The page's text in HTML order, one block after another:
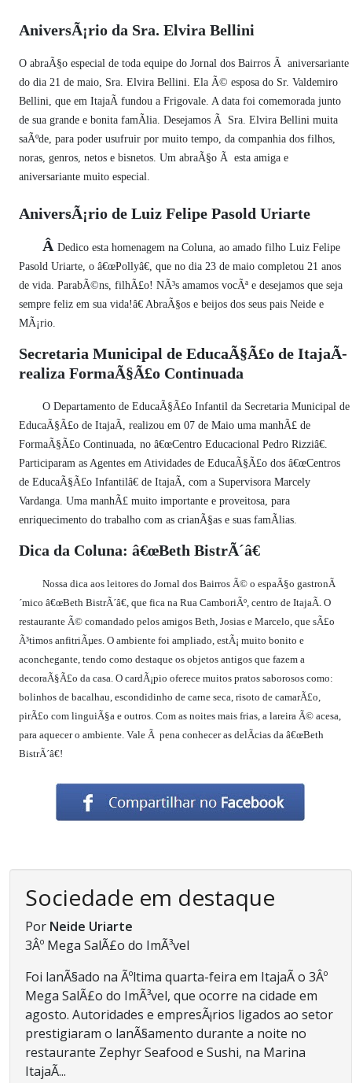
AniversÃ¡rio da Sra. Elvira Bellini
O abraÃ§o especial de toda equipe do Jornal dos Bairros Ã aniversariante
do dia 21 de maio, Sra. Elvira Bellini. Ela Ã© esposa do Sr. Valdemiro
Bellini, que em ItajaÃ­ fundou a Frigovale. A data foi comemorada junto
de sua grande e bonita famÃ­lia. Desejamos Ã Sra. Elvira Bellini muita
saÃºde, para poder usufruir por muito tempo, da companhia dos filhos,
noras, genros, netos e bisnetos. Um abraÃ§o Ã esta amiga e
aniversariante muito especial.
AniversÃ¡rio de Luiz Felipe Pasold Uriarte
ÂDedico esta homenagem na Coluna, ao amado filho Luiz Felipe
Pasold Uriarte, o â€œPollyâ€, que no dia 23 de maio completou 21 anos
de vida. ParabÃ©ns, filhÃ£o! NÃ³s amamos vocÃª e desejamos que seja
sempre feliz em sua vida!â€ AbraÃ§os e beijos dos seus pais Neide e
MÃ¡rio.
Secretaria Municipal de EducaÃ§Ã£o de ItajaÃ­
realiza FormaÃ§Ã£o Continuada
O Departamento de EducaÃ§Ã£o Infantil da Secretaria Municipal de
EducaÃ§Ã£o de ItajaÃ­, realizou em 07 de Maio uma manhÃ£ de
FormaÃ§Ã£o Continuada, no â€œCentro Educacional Pedro Rizziâ€.
Participaram as Agentes em Atividades de EducaÃ§Ã£o dos â€œCentros
de EducaÃ§Ã£o Infantilâ€ de ItajaÃ­, com a Supervisora Marcely
Vardanga. Uma manhÃ£ muito importante e proveitosa, para
enriquecimento do trabalho com as crianÃ§as e suas famÃ­lias.
Dica da Coluna: â€œBeth BistrÃ´â€
Nossa dica aos leitores do Jornal dos Bairros Ã© o espaÃ§o gastronÃ
´mico â€œBeth BistrÃ´â€, que fica na Rua CamboriÃº, centro de ItajaÃ­. O
restaurante Ã© comandado pelos amigos Beth, Josias e Marcelo, que sÃ£o
Ã³timos anfitriÃµes. O ambiente foi ampliado, estÃ¡ muito bonito e
aconchegante, tendo como destaque os objetos antigos que fazem a
decoraÃ§Ã£o da casa. O cardÃ¡pio oferece muitos pratos saborosos como:
bolinhos de bacalhau, escondidinho de carne seca, risoto de camarÃ£o,
pirÃ£o com linguiÃ§a e outros. Com as noites mais frias, a lareira Ã© acesa,
para aquecer o ambiente. Vale Ã pena conhecer as delÃ­cias da â€œBeth
BistrÃ´â€!
Sociedade em destaque
Por Neide Uriarte
3Âº Mega SalÃ£o do ImÃ³vel
Foi lanÃ§ado na Ãºltima quarta-feira em ItajaÃ­ o 3Âº
Mega SalÃ£o do ImÃ³vel, que ocorre na cidade em
agosto. Autoridades e empresÃ¡rios ligados ao setor
prestigiaram o lanÃ§amento durante a noite no
restaurante Zephyr Seafood e Sushi, na Marina
ItajaÃ­...